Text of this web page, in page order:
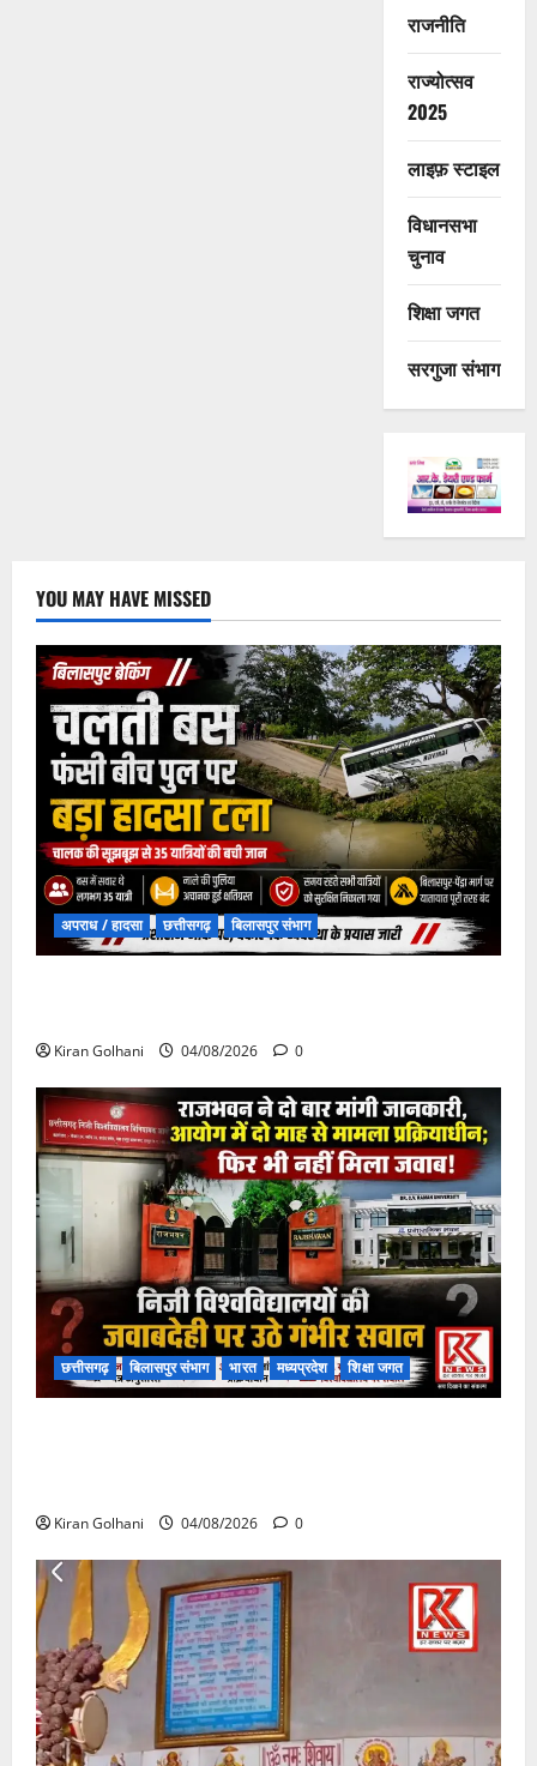
राजनीति
राज्योत्सव
2025
लाइफ़ स्टाइल
विधानसभा
चुनाव
शिक्षा जगत
सरगुजा संभाग
YOU MAY HAVE MISSED
अपराध / हादसा छत्तीसगढ़ बिलासपुर संभाग
Kiran Golhani 04/08/2026 0
छत्तीसगढ़ बिलासपुर संभाग भारत मध्यप्रदेश शिक्षा जगत
Kiran Golhani 04/08/2026 0